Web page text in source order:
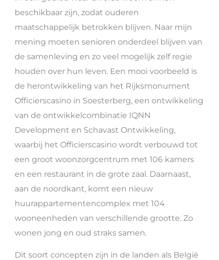
beschikbaar zijn, zodat ouderen
maatschappelijk betrokken blijven. Naar mijn
mening moeten senioren onderdeel blijven van
de samenleving en zo veel mogelijk zelf regie
houden over hun leven. Een mooi voorbeeld is
de herontwikkeling van het Rijksmonument
Officierscasino in Soesterberg, een ontwikkeling
van de ontwikkelcombinatie IQNN
Development en Schavast Ontwikkeling,
waarbij het Officierscasino wordt verbouwd tot
een groot woonzorgcentrum met 106 kamers
en een restaurant in de grote zaal. Daarnaast,
aan de noordkant, komt een nieuw
huurappartementencomplex met 104
wooneenheden van verschillende grootte. Zo
wonen jong en oud straks samen.
Dit soort concepten zijn in de landen als België